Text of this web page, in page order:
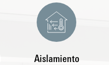
Aislamiento